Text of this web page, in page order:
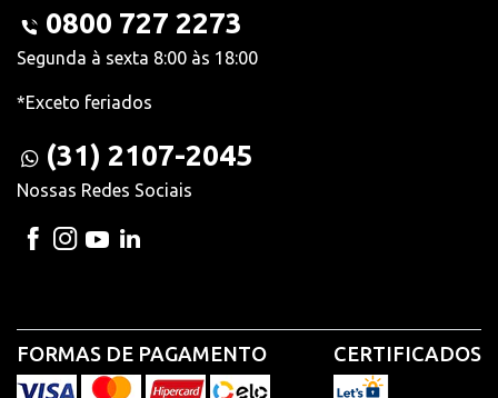
0800 727 2273
Segunda à sexta 8:00 às 18:00
*Exceto feriados
(31) 2107-2045
Nossas Redes Sociais
FORMAS DE PAGAMENTO CERTIFICADOS